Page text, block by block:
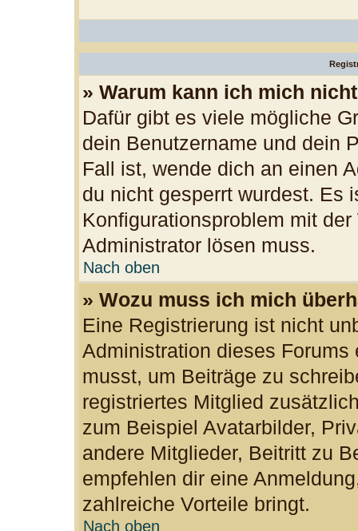
» Warum kann ich mich
Dafür gibt es viele mögliche
dein Benutzername und dein
Fall ist, wende dich an einen
du nicht gesperrt wurdest. Es
Konfigurationsproblem mit
Administrator lösen muss.
Nach oben
» Wozu muss ich mich
Eine Registrierung ist nicht
Administration dieses
musst, um Beiträge zu
registriertes Mitglied
zum Beispiel Avatarbilder,
andere Mitglieder, Beitritt zu
empfehlen dir eine
zahlreiche Vorteile bringt.
Nach oben